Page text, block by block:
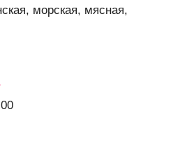
морская, мясная,